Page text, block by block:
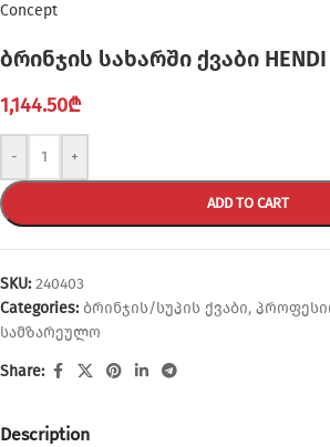
Concept
ბრინჯის სახარში ქვაბი HENDI
1,144.50₾
- +
ADD TO CART
SKU:240403
Categories: ბრინჯის/სუპის ქვაბი,
სამზარეულო
Share:
Description